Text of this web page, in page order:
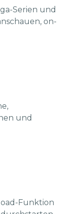
Serien und
on-
und
Funktion